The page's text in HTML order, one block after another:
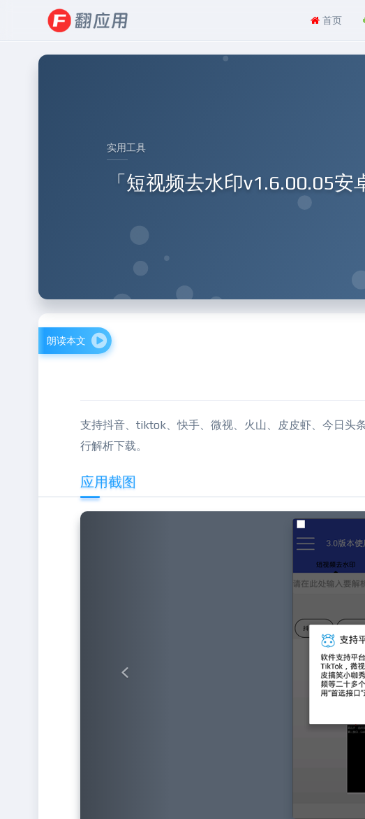
首页
实用工具
「短视频去水印v1.6.00.05
朗读本文
支持抖音、tiktok、快手、微视、火山、皮皮虾、今日头
行解析下载。
应用截图